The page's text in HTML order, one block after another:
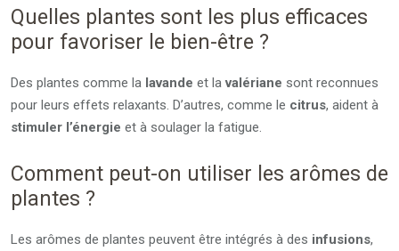
Quelles plantes sont les plus efficaces
pour favoriser le bien-être ?
Des plantes comme la lavande et lavalériane sont reconnues
pour leurs effets relaxants. D’autres, comme le citrus, aident à
stimuler l’énergie et à soulager la fatigue.
Comment peut-on utiliser les arômes de
plantes ?
Les arômes de plantes peuvent être intégrés à des infusions,